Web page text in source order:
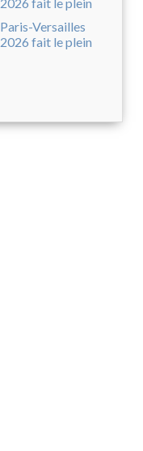
Paris-Versailles
2026 fait le plein